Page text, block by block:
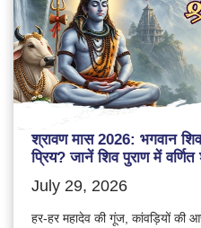
श्रावण मास 2026: भगवान
प्रिय? जानें शिव पुराण में वर्णित
July 29, 2026
हर-हर महादेव की गूंज, कांवड़ियों की